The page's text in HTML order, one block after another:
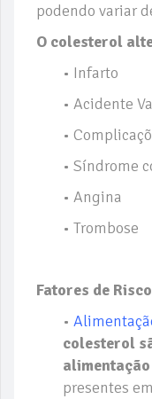
podendo variar
O colesterol
• Infarto
• Acidente
•
• Síndrome
• Angina
• Trombose
Fatores de Risco
•
colesterol
alimentação
presentes